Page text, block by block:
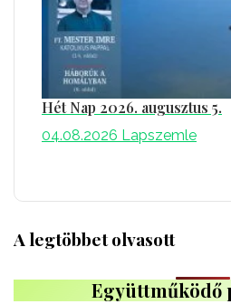
Hét Nap 2026. augusztus 5.
04.08.2026 Lapszemle
A legtöbbet olvasott
Együttműködő